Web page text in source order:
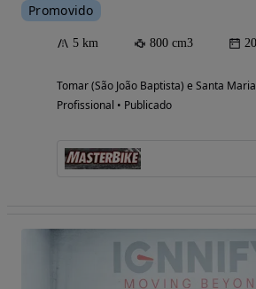
Promovido
5 km 800 cm3
Tomar (São João Baptista) e Santa
Profissional • Publicado